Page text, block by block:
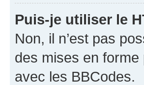
Puis-je utiliser le
Non, il n’est pas
des mises en
avec les BBCodes.